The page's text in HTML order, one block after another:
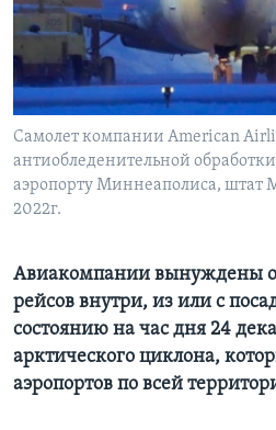
Learning English
СОЦИАЛЬНЫЕ СЕТИ
Языки
Самолет компании American
антиобледенительной
аэропорту Миннеаполиса, штат
2022г.
Авиакомпании вынуждены
рейсов внутри, из или с
состоянию на час дня 24
арктического циклона,
аэропортов по всей